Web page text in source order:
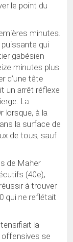
le point du
minutes.
qui
gabésien
minutes plus
d’une tête
un arrêt réflexe
La
lorsque, à la
la surface de
de tous, sauf
de Maher
(40e),
à trouver
qui ne reflétait
la
offensives se